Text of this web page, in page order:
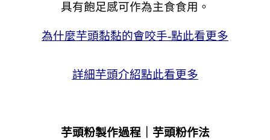
具有飽足感可作為主食食用。
為什麼芋頭黏黏的會咬手-點此看更多
詳細芋頭介紹點此看更多
芋頭粉製作過程｜芋頭粉作法